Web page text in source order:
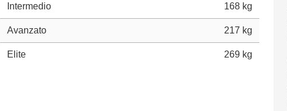
Intermedio 168 kg
Avanzato 217 kg
Elite 269 kg